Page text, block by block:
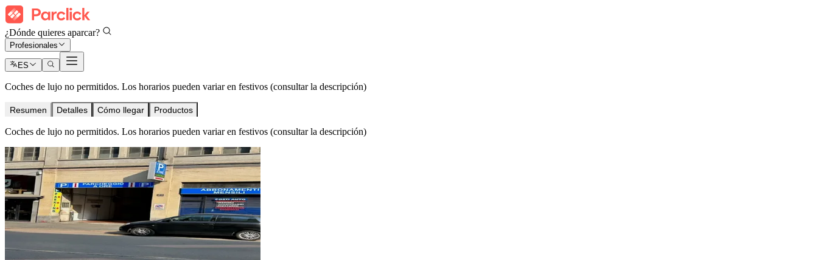
¿Dónde quieres aparcar?
Profesionales
ES
Coches de lujo no permitidos. Los horarios pueden variar en festivos (consultar la descripción)
Resumen Detalles Cómo llegar Productos
Coches de lujo no permitidos. Los horarios pueden variar en festivos (consultar la descripción)